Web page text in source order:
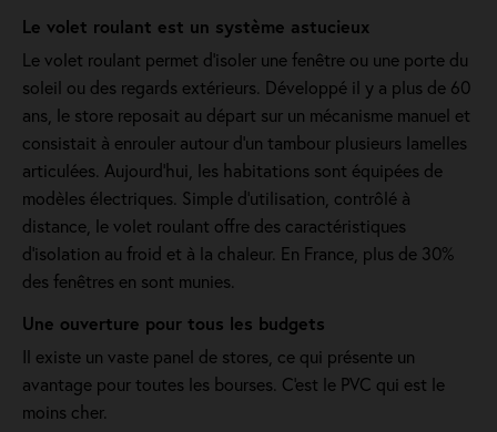
Le volet roulant est un système astucieux
Le volet roulant permet d'isoler une fenêtre ou une porte du
soleil ou des regards extérieurs. Développé il y a plus de 60
ans, le store reposait au départ sur un mécanisme manuel et
consistait à enrouler autour d'un tambour plusieurs lamelles
articulées. Aujourd'hui, les habitations sont équipées de
modèles électriques. Simple d'utilisation, contrôlé à
distance, le volet roulant offre des caractéristiques
d'isolation au froid et à la chaleur. En France, plus de 30%
des fenêtres en sont munies.
Une ouverture pour tous les budgets
Il existe un vaste panel de stores, ce qui présente un
avantage pour toutes les bourses. C'est le PVC qui est le
moins cher.